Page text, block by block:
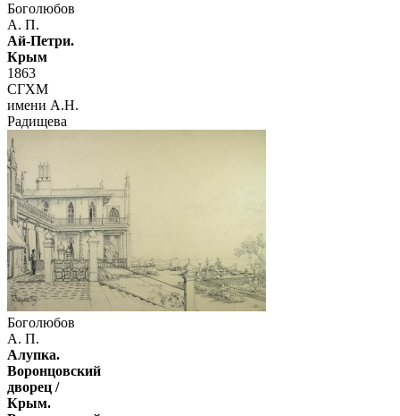
Боголюбов
А. П.
Ай-Петри.
Крым
1863
СГХМ
имени А.Н.
Радищева
Боголюбов
А. П.
Алупка.
Воронцовский
дворец /
Крым.